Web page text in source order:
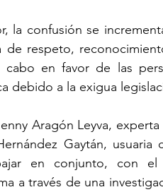
la confusión se
de respeto,
cabo en favor de las
debido a la exigua
Aragón Leyva,
Gaytán,
en conjunto, con
a través de una